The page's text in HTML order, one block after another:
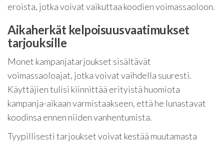
eroista, jotka voivat vaikuttaa koodien voimassaoloon.
Aikaherkät kelpoisuusvaatimukset
tarjouksille
Monet kampanjatarjoukset sisältävät
voimassaoloajat, jotka voivat vaihdella suuresti.
Käyttäjien tulisi kiinnittää erityistä huomiota
kampanja-aikaan varmistaakseen, että he lunastavat
koodinsa ennen niiden vanhentumista.
Tyypillisesti tarjoukset voivat kestää muutamasta